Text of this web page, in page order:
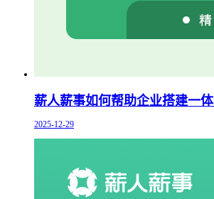
薪人薪事如何帮助企业搭建一
2025-12-29